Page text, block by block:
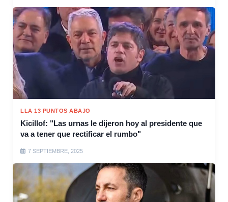
LLA 13 PUNTOS ABAJO
Kicillof: "Las urnas le dijeron hoy al presidente que
va a tener que rectificar el rumbo"
7 SEPTIEMBRE, 2025